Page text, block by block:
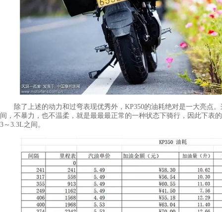
除了上述的动力和过弯表现优秀外，KP350的油耗绝对是一大亮点。
间，不暴力，也不温柔，就是最最最正常的一种状态下骑行，因此下表
3～3.3L之间。